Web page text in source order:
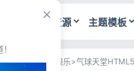
源码资源 主题模板
源码资源>游戏娱乐>气球天堂